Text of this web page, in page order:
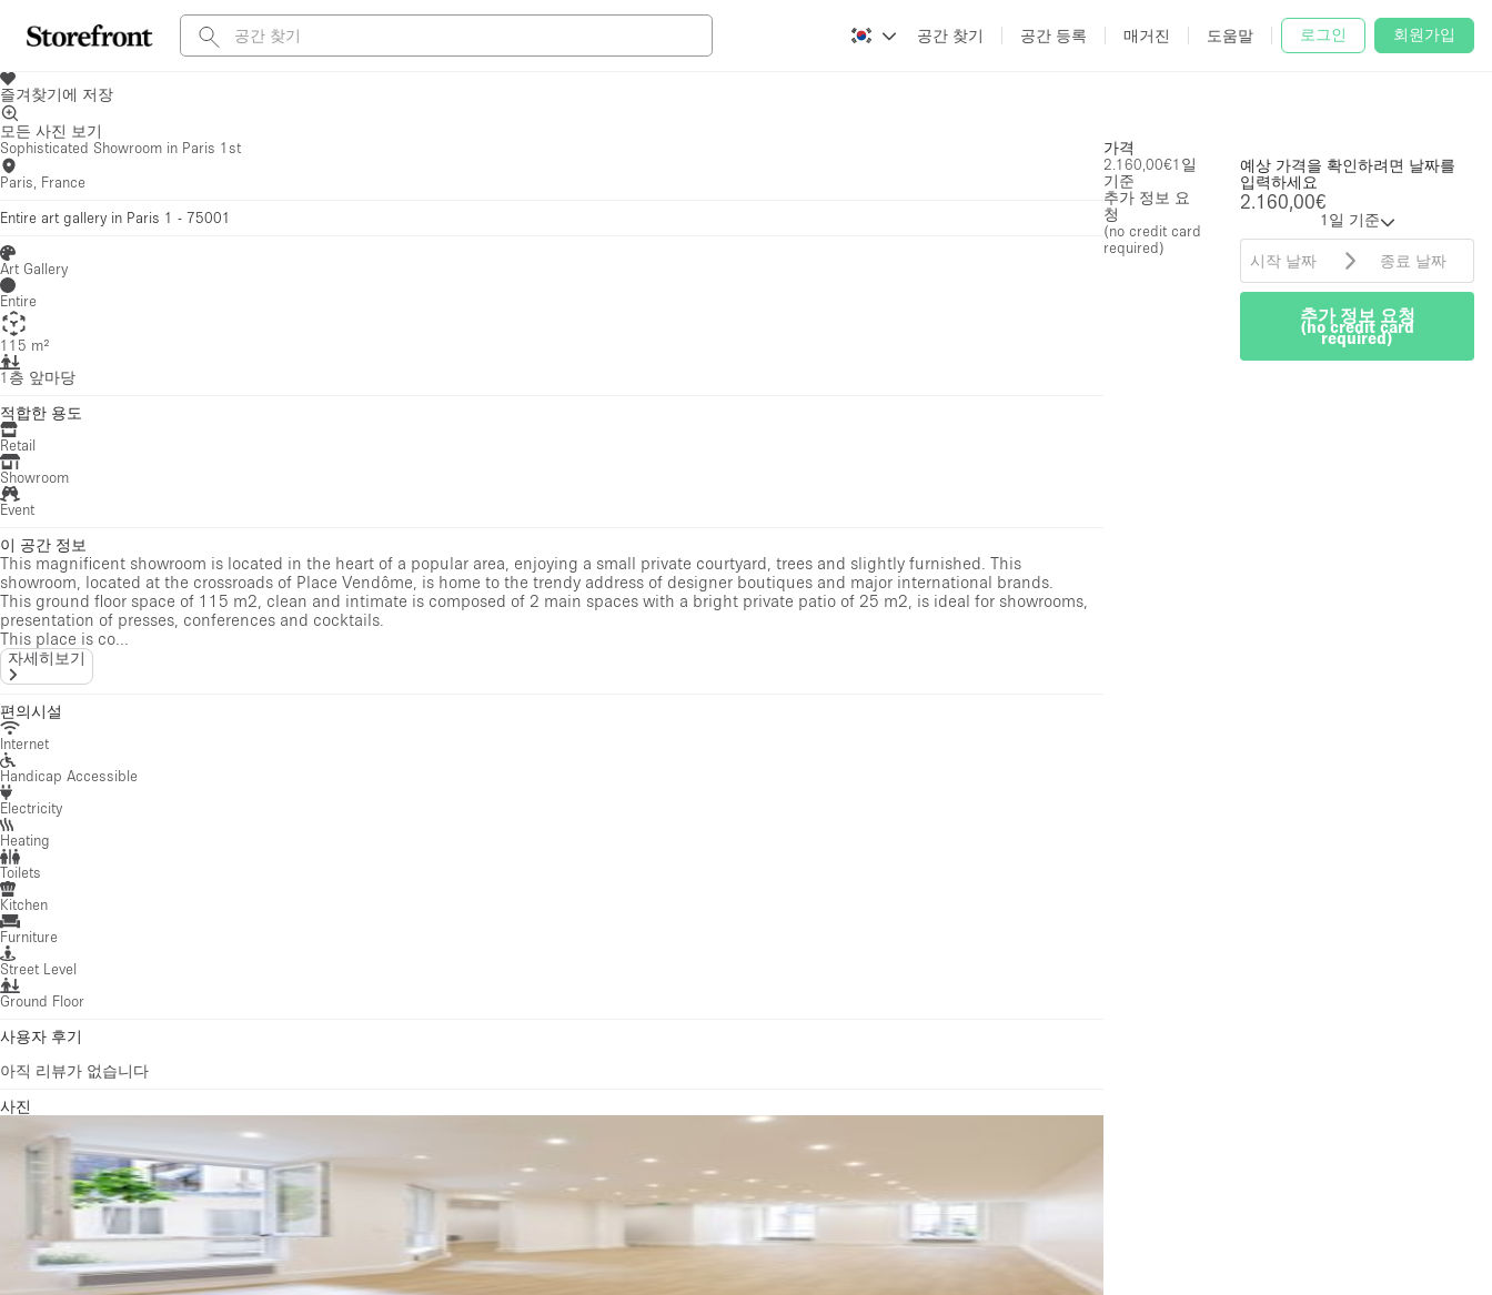
공간 찾기 공간 등록 매거진 도움말 로그인 회원가입
즐겨찾기에 저장
모든 사진 보기
예상 가격을 확인하려면 날짜를
입력하세요
2.160,00€
1일 기준
추가 정보 요청
(no credit card
required)
가격
2.160,00€1일
기준
추가 정보 요
청
(no credit card
required)
Sophisticated Showroom in Paris 1st
Paris, France
Entire art gallery in Paris 1 - 75001
Art Gallery
Entire
115 m²
1층 앞마당
적합한 용도
Retail
Showroom
Event
이 공간 정보
This magnificent showroom is located in the heart of a popular area, enjoying a small private courtyard, trees and slightly furnished. This
showroom, located at the crossroads of Place Vendôme, is home to the trendy address of designer boutiques and major international brands.
This ground floor space of 115 m2, clean and intimate is composed of 2 main spaces with a bright private patio of 25 m2, is ideal for showrooms,
presentation of presses, conferences and cocktails.
This place is co...
자세히보기
편의시설
Internet
Handicap Accessible
Electricity
Heating
Toilets
Kitchen
Furniture
Street Level
Ground Floor
사용자 후기
아직 리뷰가 없습니다
사진